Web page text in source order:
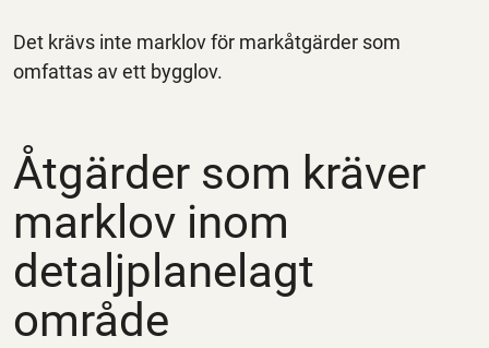
Det krävs inte marklov för markåtgärder som
omfattas av ett bygglov.
Åtgärder som kräver
marklov inom
detaljplanelagt
område